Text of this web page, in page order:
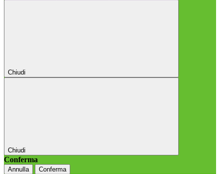
Chiudi
Chiudi
Conferma
Annulla Conferma